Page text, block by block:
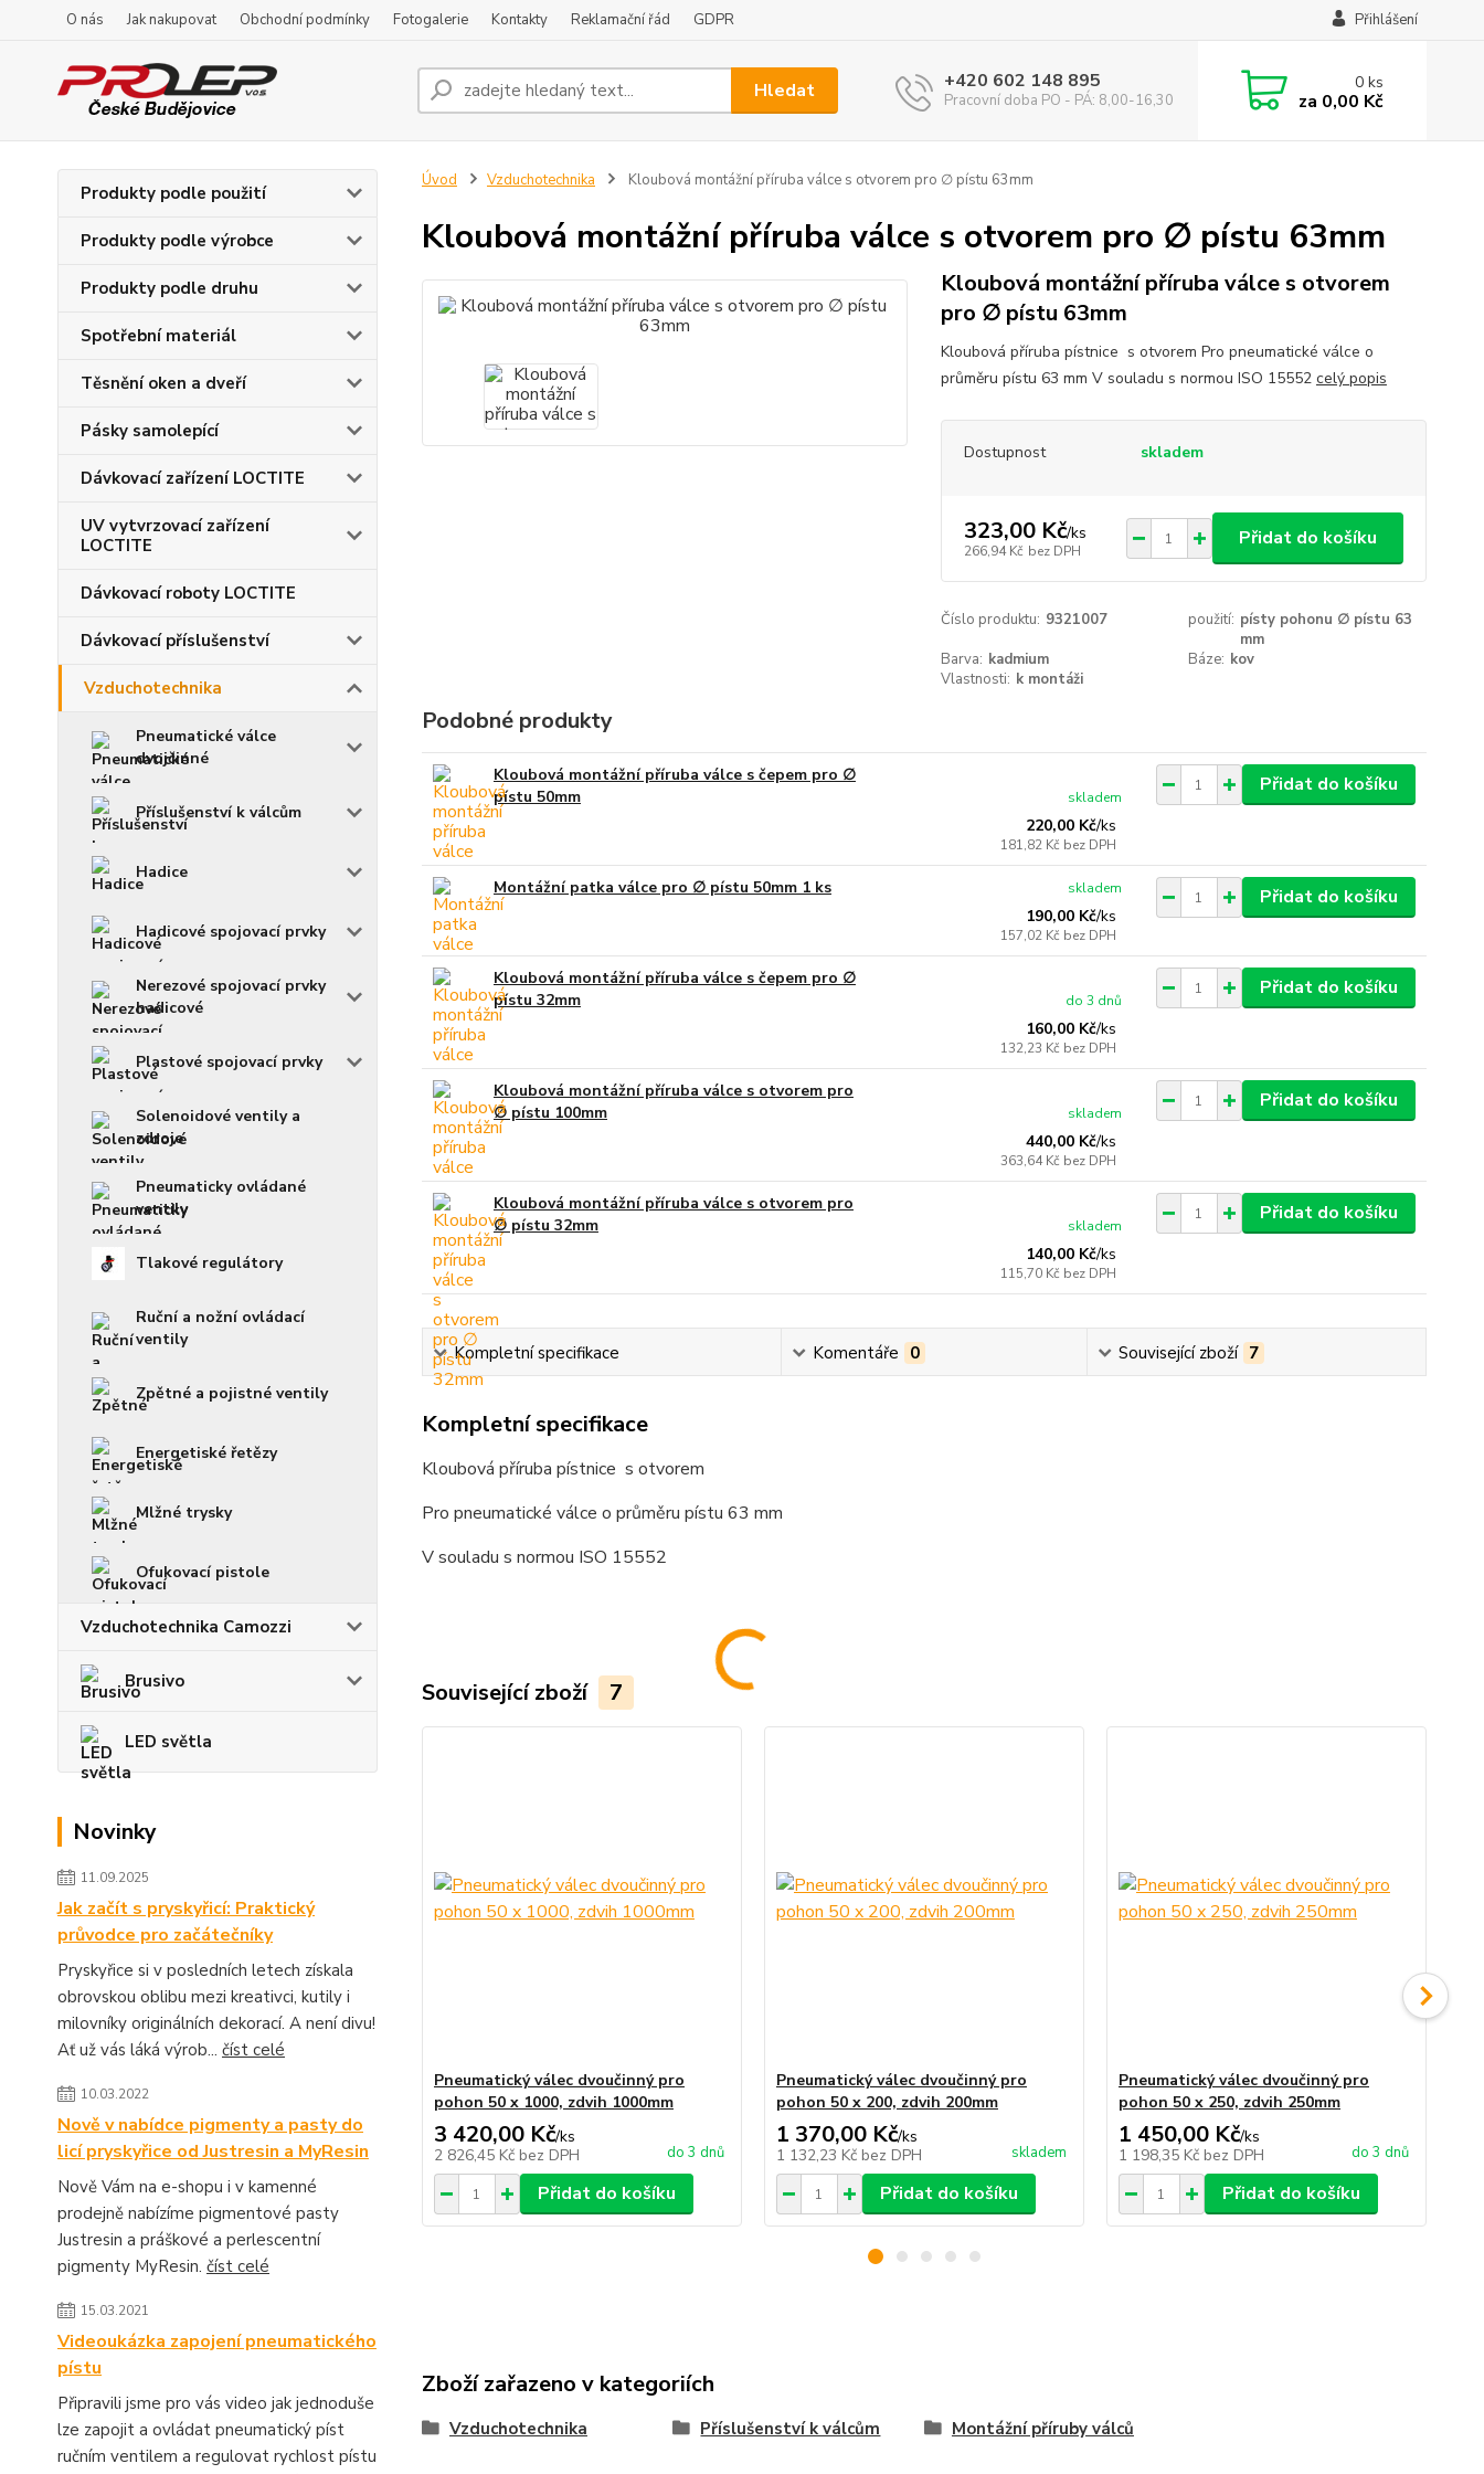
O nás Jak nakupovat Obchodní podmínky Fotogalerie Kontakty Reklamační řád GDPR Přihlášení
Hledat +420 602 148 895
Pracovní doba PO - PÁ: 8,00-16,30
0ks
za 0,00 Kč
Produkty podle použití
Produkty podle výrobce
Produkty podle druhu
Spotřební materiál
Těsnění oken a dveří
Pásky samolepící
Dávkovací zařízení LOCTITE
UV vytvrzovací zařízení
LOCTITE
Dávkovací roboty LOCTITE
Dávkovací příslušenství
Vzduchotechnika
Pneumatické válce
dvojčinné
Příslušenství k válcům
Hadice
Hadicové spojovací prvky
Nerezové spojovací prvky
hadicové
Plastové spojovací prvky
Solenoidové ventily a
zdroje
Pneumaticky ovládané
ventily
Tlakové regulátory
Ruční a nožní ovládací
ventily
Zpětné a pojistné ventily
Energetiské řetězy
Mlžné trysky
Ofukovací pistole
Vzduchotechnika Camozzi
Brusivo
LED světla
Novinky
11.09.2025
Jak začít s pryskyřicí: Praktický
průvodce pro začátečníky
Pryskyřice si v posledních letech získala
obrovskou oblibu mezi kreativci, kutily i
milovníky originálních dekorací. A není divu!
Ať už vás láká výrob... číst celé
10.03.2022
Nově v nabídce pigmenty a pasty do
licí pryskyřice od Justresin a MyResin
Nově Vám na e-shopu i v kamenné
prodejně nabízíme pigmentové pasty
Justresin a práškové a perlescentní
pigmenty MyResin. číst celé
15.03.2021
Videoukázka zapojení pneumatického
pístu
Připravili jsme pro vás video jak jednoduše
lze zapojit a ovládat pneumatický píst
ručním ventilem a regulovat rychlost pístu
Úvod Vzduchotechnika Kloubová montážní příruba válce s otvorem pro ∅ pístu 63mm
Kloubová montážní příruba válce s otvorem pro ∅ pístu 63mm
Kloubová montážní příruba válce s otvorem
pro ∅ pístu 63mm
Kloubová příruba pístnice s otvorem Pro pneumatické válce o
průměru pístu 63 mm V souladu s normou ISO 15552 celý popis
Dostupnost skladem
323,00 Kč/ks
266,94 Kč bez DPH
Přidat do košíku
Číslo produktu: 9321007 použití: písty pohonu ∅ pístu 63
mm
Barva: kadmium Báze: kov
Vlastnosti: k montáži
Podobné produkty
Kloubová montážní příruba válce s čepem pro ∅
pístu 50mm
220,00 Kč/ks
181,82 Kč bez DPH
skladem
Přidat do košíku
Montážní patka válce pro ∅ pístu 50mm 1 ks
190,00 Kč/ks
157,02 Kč bez DPH
skladem Přidat do košíku
Kloubová montážní příruba válce s čepem pro ∅
pístu 32mm
160,00 Kč/ks
132,23 Kč bez DPH
do 3 dnů
Přidat do košíku
Kloubová montážní příruba válce s otvorem pro
∅ pístu 100mm
440,00 Kč/ks
363,64 Kč bez DPH
skladem
Přidat do košíku
Kloubová montážní příruba válce s otvorem pro
∅ pístu 32mm
140,00 Kč/ks
115,70 Kč bez DPH
skladem
Přidat do košíku
Kompletní specifikace Komentáře 0 Související zboží 7
Kompletní specifikace
Kloubová příruba pístnice s otvorem
Pro pneumatické válce o průměru pístu 63 mm
V souladu s normou ISO 15552
Související zboží 7
Pneumatický válec dvoučinný pro
pohon 50 x 1000, zdvih 1000mm
3 420,00 Kč/ks
2 826,45 Kč bez DPH do 3 dnů
Přidat do košíku
Pneumatický válec dvoučinný pro
pohon 50 x 200, zdvih 200mm
1 370,00 Kč/ks
1 132,23 Kč bez DPH skladem
Přidat do košíku
Pneumatický válec dvoučinný pro
pohon 50 x 250, zdvih 250mm
1 450,00 Kč/ks
1 198,35 Kč bez DPH do 3 dnů
Přidat do košíku
Zboží zařazeno v kategoriích
Vzduchotechnika Příslušenství k válcům Montážní příruby válců